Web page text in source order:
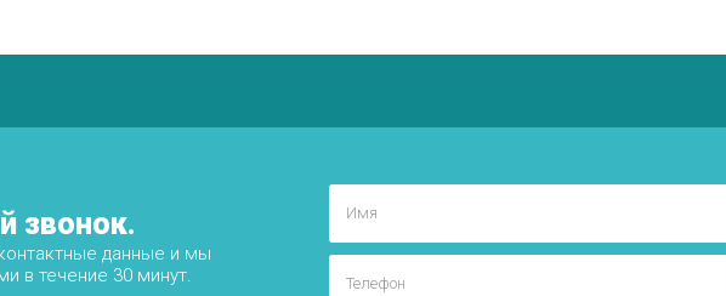
звонок.
данные и мы
в течение 30 минут.